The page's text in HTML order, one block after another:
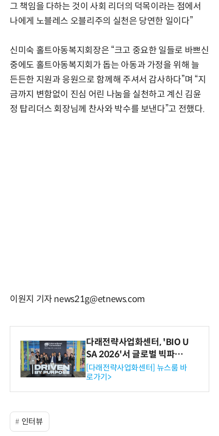
그 책임을 다하는 것이 사회 리더의 덕목이라는 점에서
나에게 노블레스 오블리주의 실천은 당연한 일이다”
신미숙 홀트아동복지회장은 “크고 중요한 일들로 바쁘신
중에도 홀트아동복지회가 돕는 아동과 가정을 위해 늘
든든한 지원과 응원으로 함께해 주셔서 감사하다”며 “지
금까지 변함없이 진심 어린 나눔을 실천하고 계신 김윤
정 탑리더스 회장님께 찬사와 박수를 보낸다”고 전했다.
이원지 기자 news21g@etnews.com
다래전략사업화센터, 'BIO U
SA 2026'서 글로벌 빅파마
와의 비즈니스 미팅 지원…K
-바이오 해외 진출 교두보 확
보
[다래전략사업화센터] 뉴스룸 바
로가기>
인터뷰